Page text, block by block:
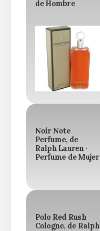
de Hombre
Noir Note
Perfume, de
Ralph Lauren ·
Perfume de Mujer
Polo Red Rush
Cologne, de Ralph